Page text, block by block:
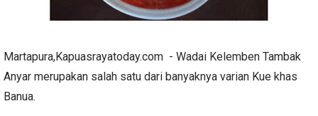
Martapura,Kapuasrayatoday.com - Wadai Kelemben Tambak
Anyar merupakan salah satu dari banyaknya varian Kue khas
Banua.